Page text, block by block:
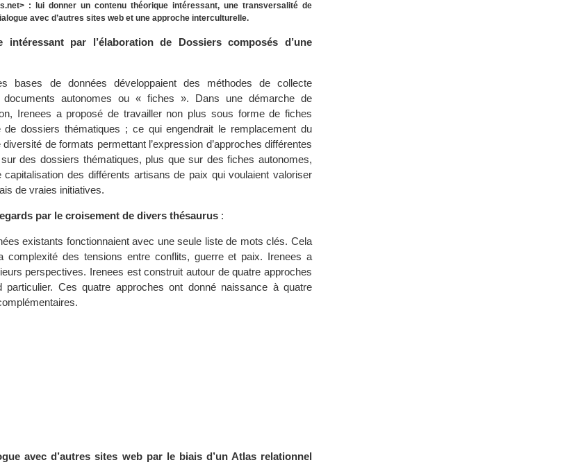
: lui donner un contenu théorique intéressant, une transversalité de
avec d’autres sites web et une approche interculturelle.
intéressant par l’élaboration de Dossiers composés d’une
bases de données développaient des méthodes de collecte
documents autonomes ou « fiches ». Dans une démarche de
Irenees a proposé de travailler non plus sous forme de fiches
dossiers thématiques ; ce qui engendrait le remplacement du
de formats permettant l’expression d’approches différentes
des dossiers thématiques, plus que sur des fiches autonomes,
des différents artisans de paix qui voulaient valoriser
de vraies initiatives.
par le croisement de divers thésaurus :
existants fonctionnaient avec une seule liste de mots clés. Cela
complexité des tensions entre conflits, guerre et paix. Irenees a
perspectives. Irenees est construit autour de quatre approches
particulier. Ces quatre approches ont donné naissance à quatre
avec d’autres sites web par le biais d’un Atlas relationnel